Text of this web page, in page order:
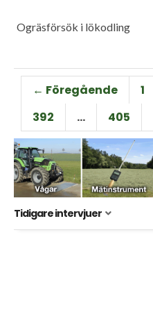
Ogräsförsök i lökodling
← Föregående 1
392
… 405
Tidigare intervjuer